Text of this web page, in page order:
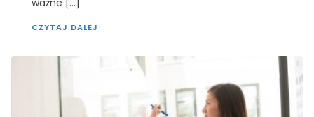
CZYTAJ DALEJ